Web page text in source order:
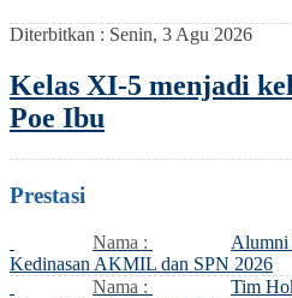
Diterbitkan : Senin, 3 Agu 2026
Kelas XI-5 menjadi
Poe Ibu
Prestasi
Nama :
Alumni
Kedinasan AKMIL dan SPN 2026
Nama :
Tim